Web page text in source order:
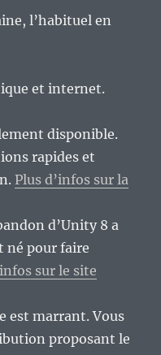
l’habituel en
et internet.
disponible.
rapides et
Plus d’infos sur la
d’Unity 8 a
né pour faire
sur le site
est marrant. Vous
proposant le